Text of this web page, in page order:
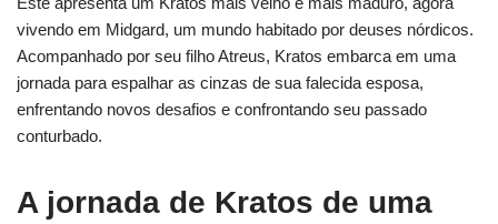
vivendo em Midgard, um mundo habitado por deuses nórdicos.
Acompanhado por seu filho Atreus, Kratos embarca em uma
jornada para espalhar as cinzas de sua falecida esposa,
enfrentando novos desafios e confrontando seu passado
conturbado.
A jornada de Kratos de uma